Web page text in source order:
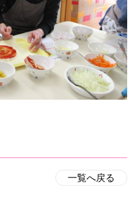
一覧へ戻る